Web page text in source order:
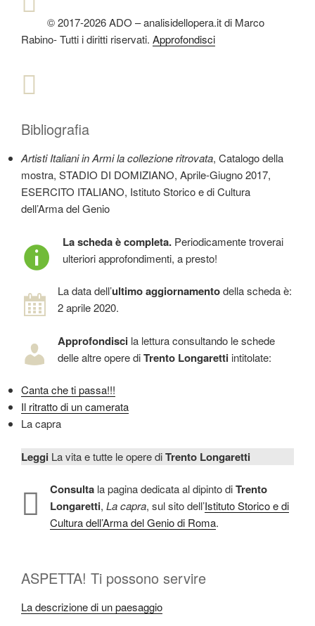
© 2017-2026 ADO – analisidellopera.it di Marco
Rabino- Tutti i diritti riservati. Approfondisci
Bibliografia
Artisti Italiani in Armi la collezione ritrovata, Catalogo della
mostra, STADIO DI DOMIZIANO, Aprile-Giugno 2017,
ESERCITO ITALIANO, Istituto Storico e di Cultura
dell’Arma del Genio
La scheda è completa. Periodicamente troverai
ulteriori approfondimenti, a presto!
La data dell’ultimo aggiornamentodella scheda è:
2 aprile 2020.
Approfondisci la lettura consultando le schede
delle altre opere diTrento Longaretti intitolate:
Canta che ti passa!!!
Il ritratto di un camerata
La capra
Leggi La vita e tutte le opere diTrento Longaretti
Consulta la pagina dedicata al dipinto diTrento
Longaretti, La capra, sul sito dell’Istituto Storico e di
Cultura dell’Arma del Genio di Roma.
ASPETTA! Ti possono servire
La descrizione di un paesaggio